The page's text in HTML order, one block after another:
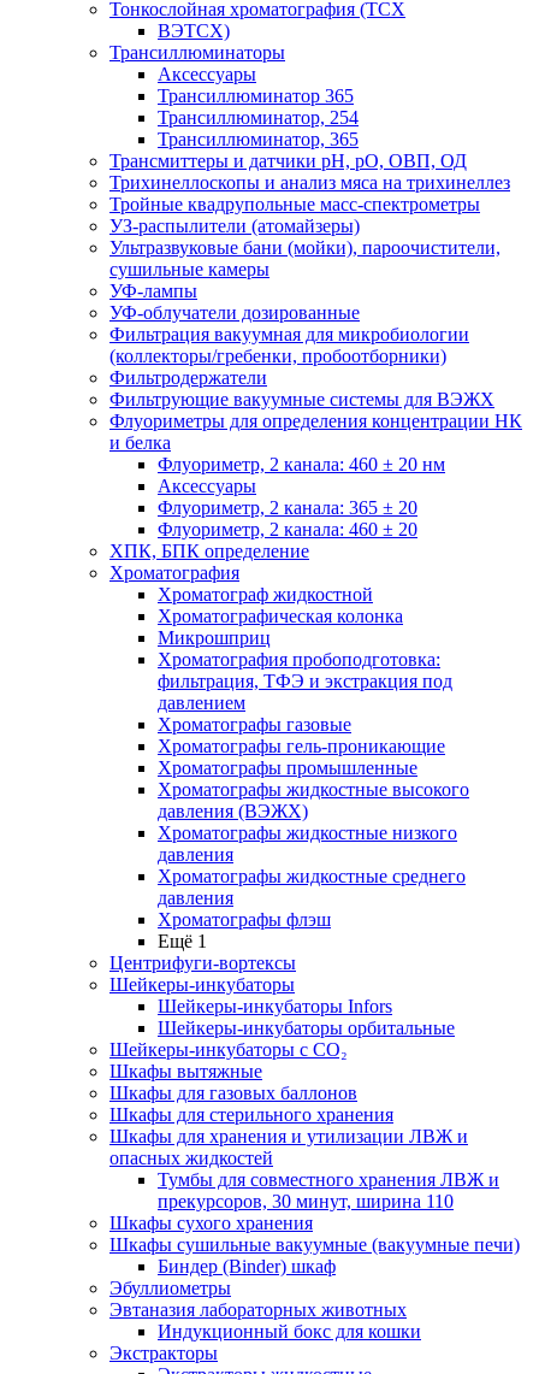
Тонкослойная хроматография (ТСХ
ВЭТСХ)
Трансиллюминаторы
Аксессуары
Трансиллюминатор 365
Трансиллюминатор, 254
Трансиллюминатор, 365
Трансмиттеры и датчики рН, рО, ОВП, ОД
Трихинеллоскопы и анализ мяса на трихинеллез
Тройные квадрупольные масс-спектрометры
УЗ-распылители (атомайзеры)
Ультразвуковые бани (мойки), пароочистители,
сушильные камеры
УФ-лампы
УФ-облучатели дозированные
Фильтрация вакуумная для микробиологии
(коллекторы/гребенки, пробоотборники)
Фильтродержатели
Фильтрующие вакуумные системы для ВЭЖХ
Флуориметры для определения концентрации НК
и белка
Флуориметр, 2 канала: 460 ± 20 нм
Аксессуары
Флуориметр, 2 канала: 365 ± 20
Флуориметр, 2 канала: 460 ± 20
ХПК, БПК определение
Хроматография
Хроматограф жидкостной
Хроматографическая колонка
Микрошприц
Хроматография пробоподготовка:
фильтрация, ТФЭ и экстракция под
давлением
Хроматографы газовые
Хроматографы гель-проникающие
Хроматографы промышленные
Хроматографы жидкостные высокого
давления (ВЭЖХ)
Хроматографы жидкостные низкого
давления
Хроматографы жидкостные среднего
давления
Хроматографы флэш
Ещё 1
Центрифуги-вортексы
Шейкеры-инкубаторы
Шейкеры-инкубаторы Infors
Шейкеры-инкубаторы орбитальные
Шейкеры-инкубаторы с CО₂
Шкафы вытяжные
Шкафы для газовых баллонов
Шкафы для стерильного хранения
Шкафы для хранения и утилизации ЛВЖ и
опасных жидкостей
Тумбы для совместного хранения ЛВЖ и
прекурсоров, 30 минут, ширина 110
Шкафы сухого хранения
Шкафы сушильные вакуумные (вакуумные печи)
Биндер (Binder) шкаф
Эбуллиометры
Эвтаназия лабораторных животных
Индукционный бокс для кошки
Экстракторы